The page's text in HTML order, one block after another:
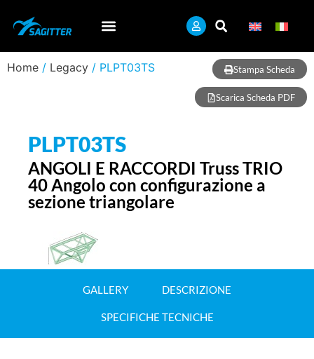
Home / Legacy / PLPT03TS Stampa Scheda
Scarica Scheda PDF
PLPT03TS
ANGOLI E RACCORDI Truss TRIO
40 Angolo con configurazione a
sezione triangolare
GALLERY DESCRIZIONE
SPECIFICHE TECNICHE